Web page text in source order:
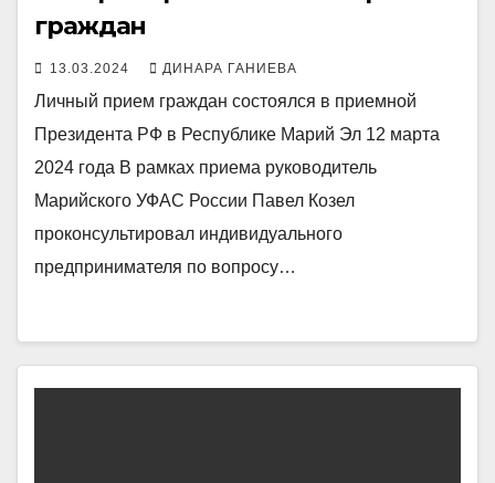
граждан
13.03.2024 ДИНАРА ГАНИЕВА
Личный прием граждан состоялся в приемной
Президента РФ в Республике Марий Эл 12 марта
2024 года В рамках приема руководитель
Марийского УФАС России Павел Козел
проконсультировал индивидуального
предпринимателя по вопросу…